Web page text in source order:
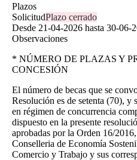
Plazos
SolicitudPlazo cerrado
Desde 21-04-2026 hasta 30-06-
Observaciones
* NÚMERO DE PLAZAS Y
CONCESIÓN
El número de becas que se
Resolución es de setenta (70), y
en régimen de concurrencia
dispuesto en la presente
aprobadas por la Orden 16/
Conselleria de Economía
Comercio y Trabajo y sus